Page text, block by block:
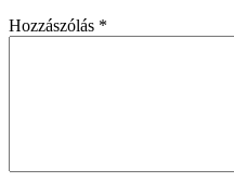
Hozzászólás *